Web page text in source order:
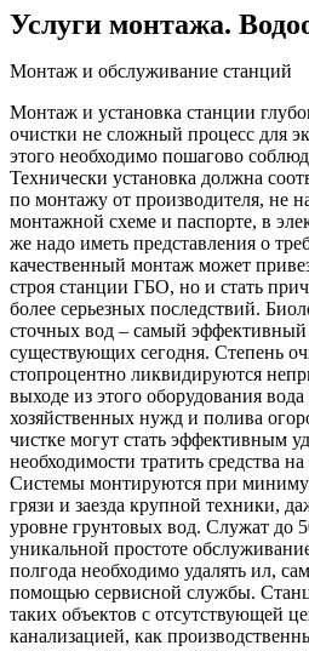
Услуги монтажа.
Монтаж и обслуживание станций
Монтаж и установка станции
очистки не сложный процесс для
этого необходимо пошагово
Технически установка должна
по монтажу от производителя, не
монтажной схеме и паспорте, в
же надо иметь представления о
качественный монтаж может
строя станции ГБО, но и стать
более серьезных последствий.
сточных вод – самый эффективный
существующих сегодня. Степень
стопроцентно ликвидируются
выходе из этого оборудования
хозяйственных нужд и полива
чистке могут стать эффективным
необходимости тратить средства
Системы монтируются при
грязи и заезда крупной техники,
уровне грунтовых вод. Служат до
уникальной простоте
полгода необходимо удалять ил,
помощью сервисной службы.
таких объектов с отсутствующей
канализацией, как